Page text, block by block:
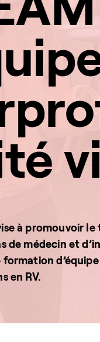
à promouvoir le
de médecin et
formation
en RV.